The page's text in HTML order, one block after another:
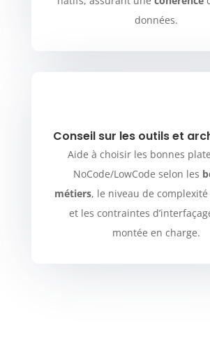
données.
Conseil sur les outils et
Aide à choisir les bonnes
NoCode/LowCode selon les
métiers, le niveau de
et les contraintes
montée en charge.